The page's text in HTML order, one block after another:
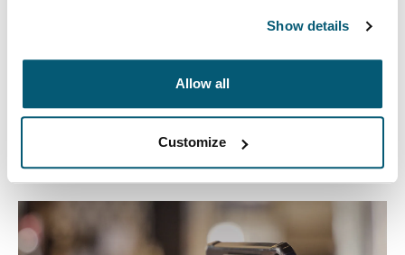
Show details
Allow all
Customize
dispositivos electrónicos Case Logic. Nuestros
un bolso más grande o solos.
Otros productos